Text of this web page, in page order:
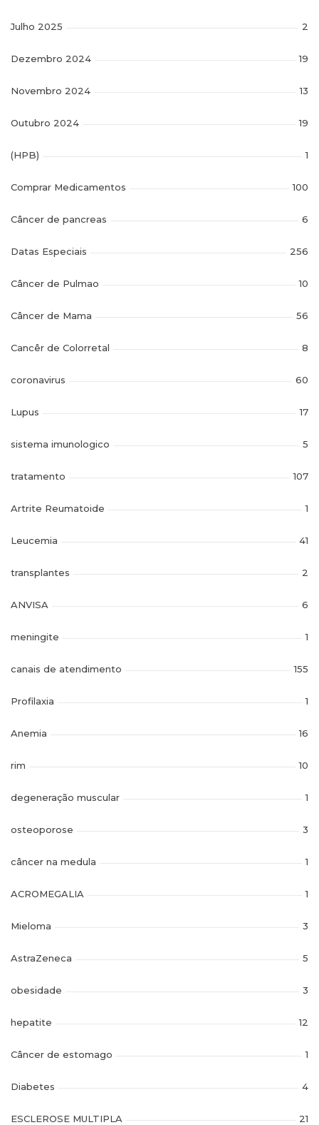
Julho 2025 2
Dezembro 2024 19
Novembro 2024 13
Outubro 2024 19
(HPB) 1
Comprar Medicamentos 100
Câncer de pancreas 6
Datas Especiais 256
Câncer de Pulmao 10
Câncer de Mama 56
Cancêr de Colorretal 8
coronavirus 60
Lupus 17
sistema imunologico 5
tratamento 107
Artrite Reumatoide 1
Leucemia 41
transplantes 2
ANVISA 6
meningite 1
canais de atendimento 155
Profilaxia 1
Anemia 16
rim 10
degeneração muscular 1
osteoporose 3
câncer na medula 1
ACROMEGALIA 1
Mieloma 3
AstraZeneca 5
obesidade 3
hepatite 12
Câncer de estomago 1
Diabetes 4
ESCLEROSE MULTIPLA 21